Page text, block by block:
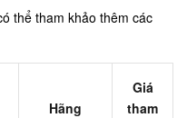
thể tham khảo thêm các
Hãng
Giá
tham